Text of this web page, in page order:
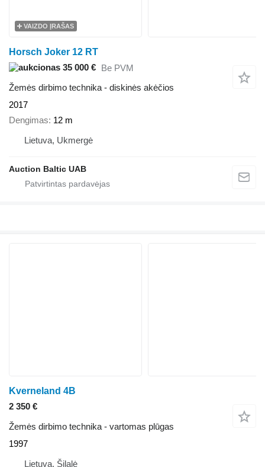
VAIZDO ĮRAŠAS
Horsch Joker 12 RT
35 000 € Be PVM
Žemės dirbimo technika - diskinės akėčios
2017
Dengimas 12 m
Lietuva, Ukmergė
Auction Baltic UAB
Kverneland 4B
2 350 €
Žemės dirbimo technika - vartomas plūgas
1997
Lietuva, Šilalė